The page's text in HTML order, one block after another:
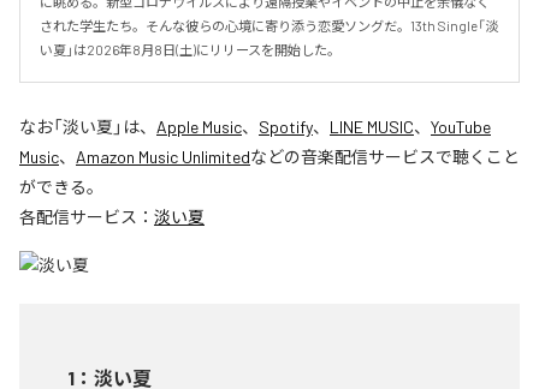
された学生たち。そんな彼らの心境に寄り添う恋愛ソングだ。13th Single「淡
い夏」は2026年8月8日(土)にリリースを開始した。
なお「淡い夏 」は、 Apple Music、 Spotify、 LINE MUSIC、 YouTube
Music、 Amazon Music Unlimitedなどの音楽配信サービスで聴くこと
ができる。
各配信サービス： 淡い夏
1 ： 淡い夏